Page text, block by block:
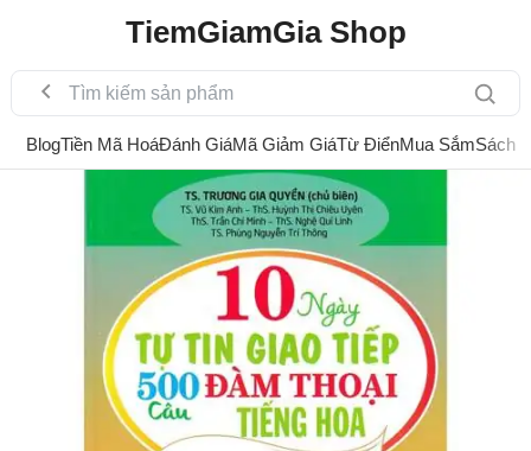
TiemGiamGia Shop
BlogTiền Mã HoáĐánh GiáMã Giảm GiáTừ ĐiểnMua SắmSách